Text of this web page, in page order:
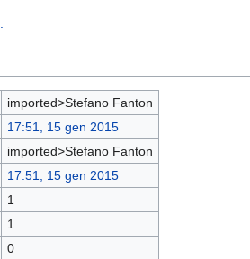
imported>Stefano Fanton
17:51, 15 gen 2015
imported>Stefano Fanton
17:51, 15 gen 2015
1
1
0